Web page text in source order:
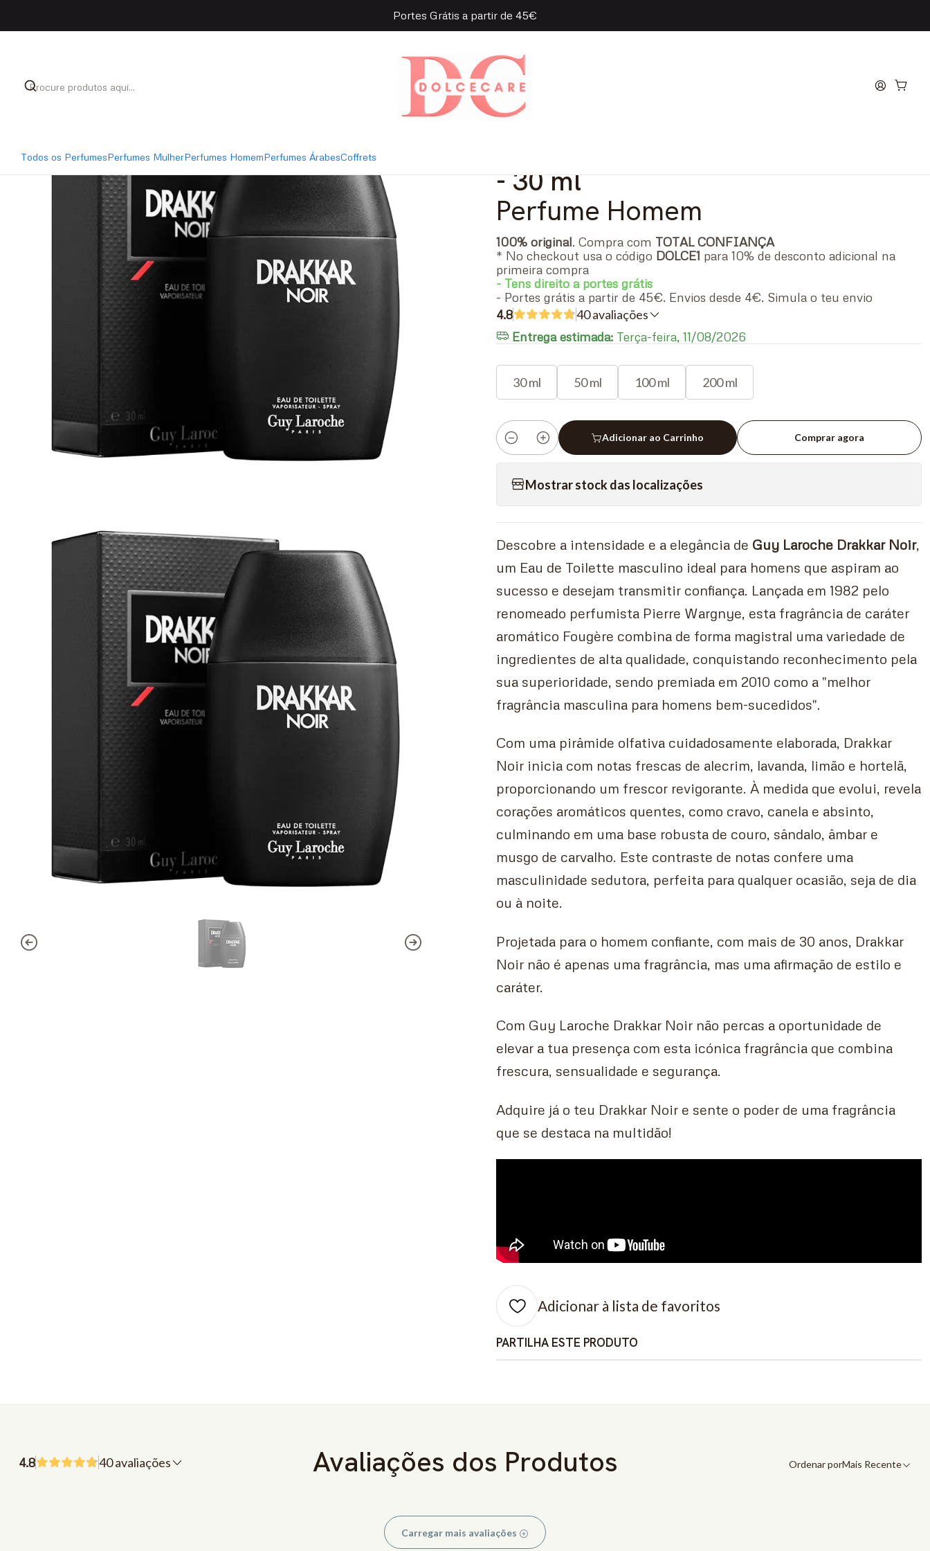
Todos os PerfumesPerfumes MulherPerfumes HomemPerfumes ÁrabesCoffrets
Portes Grátis a partir de 45€
Guy Laroche Drakkar Noir Eau de Toilette
|
Guy Laroche Drakkar Noir Eau de
- 30 ml
Perfume Homem
100% original. Compra com TOTAL CONFIANÇA
* No checkout usa o código DOLCE1 para 10% de desconto adicional na
primeira compra
- Tens direito a portes grátis
- Portes grátis a partir de 45€. Envios desde 4€. Simula o teu envio
4.8
40 avaliações
Entrega estimada: Terça-feira, 11/08/2026
30 ml 50 ml 100 ml 200 ml
Quantidade
Adicionar ao Carrinho Comprar agora
Mostrar stock das localizações
Descobre a intensidade e a elegância de Guy Laroche Drakkar Noir,
um Eau de Toilette masculino ideal para homens que aspiram ao
sucesso e desejam transmitir confiança. Lançada em 1982 pelo
renomeado perfumista Pierre Wargnye, esta fragrância de caráter
aromático Fougère combina de forma magistral uma variedade de
ingredientes de alta qualidade, conquistando reconhecimento pela
sua superioridade, sendo premiada em 2010 como a "melhor
fragrância masculina para homens bem-sucedidos".
Com uma pirâmide olfativa cuidadosamente elaborada, Drakkar
Noir inicia com notas frescas de alecrim, lavanda, limão e hortelã,
proporcionando um frescor revigorante. À medida que evolui, revela
corações aromáticos quentes, como cravo, canela e absinto,
culminando em uma base robusta de couro, sândalo, âmbar e
musgo de carvalho. Este contraste de notas confere uma
masculinidade sedutora, perfeita para qualquer ocasião, seja de dia
ou à noite.
Projetada para o homem confiante, com mais de 30 anos, Drakkar
Noir não é apenas uma fragrância, mas uma afirmação de estilo e
caráter.
Com Guy Laroche Drakkar Noir não percas a oportunidade de
elevar a tua presença com esta icónica fragrância que combina
frescura, sensualidade e segurança.
Adquire já o teu Drakkar Noir e sente o poder de uma fragrância
que se destaca na multidão!
Adicionar à lista de favoritos
PARTILHA ESTE PRODUTO
Avaliações dos Produtos
4.8 40 avaliações Ordenar porMais Recente
Carregar mais avaliações